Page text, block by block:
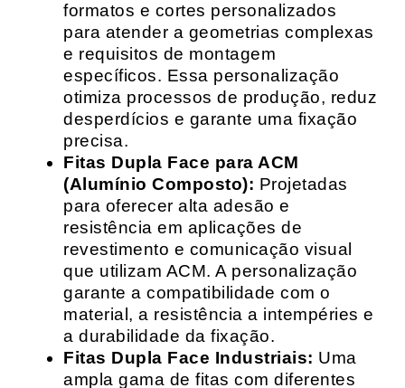
formatos e cortes personalizados
para atender a geometrias complexas
e requisitos de montagem
específicos. Essa personalização
otimiza processos de produção, reduz
desperdícios e garante uma fixação
precisa.
Fitas Dupla Face para ACM
(Alumínio Composto): Projetadas
para oferecer alta adesão e
resistência em aplicações de
revestimento e comunicação visual
que utilizam ACM. A personalização
garante a compatibilidade com o
material, a resistência a intempéries e
a durabilidade da fixação.
Fitas Dupla Face Industriais: Uma
ampla gama de fitas com diferentes